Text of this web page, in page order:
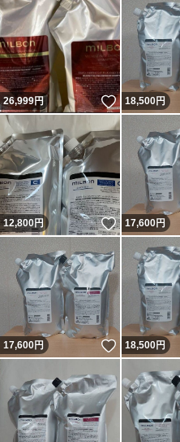
26,999円 いいね！
18,500円
12,800円 いいね！
17,600円
17,600円 いいね！
18,500円